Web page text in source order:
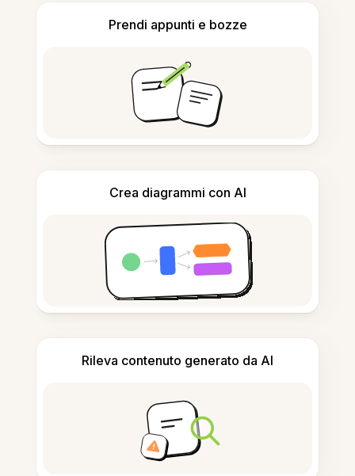
Prendi appunti e bozze
Crea diagrammi con AI
Rileva contenuto generato da AI